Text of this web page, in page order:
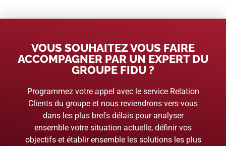
VOUS SOUHAITEZ VOUS FAIRE
ACCOMPAGNER PAR UN EXPERT DU
GROUPE FIDU ?
Programmez votre appel avec le service Relation
Clients du groupe et nous reviendrons vers-vous
dans les plus brefs délais pour analyser
ensemble votre situation actuelle, définir vos
objectifs et établir ensemble les solutions les plus